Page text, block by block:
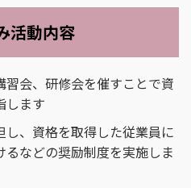
活動内容
習会、研修会を催すことで資
します
し、資格を取得した従業員に
などの奨励制度を実施しま